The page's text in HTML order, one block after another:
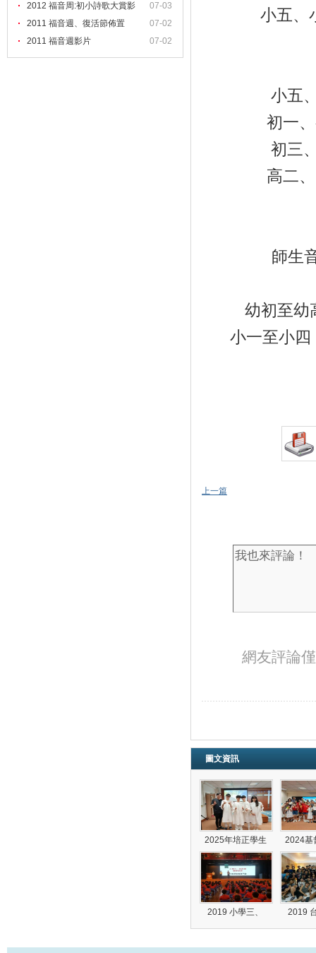
07-03
2012 福音周:初小詩歌大賞影
07-02
2011 福音週、復活節佈置
07-02
2011 福音週影片
小五、
小五
初一
初三
高二
師生
幼初至幼
小一至小四
上一篇
網友評論
圖文資訊
2025年培正學生 2024基
2019 小學三、 2019